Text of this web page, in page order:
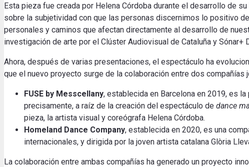
Esta pieza fue creada por Helena Córdoba durante el desarrollo de
sobre la subjetividad con que las personas discernimos lo positivo
personales y caminos que afectan directamente al desarrollo de
investigación de arte por el Clúster Audiovisual de Cataluña y Sónar+
Ahora, después de varias presentaciones, el espectáculo ha
que el nuevo proyecto surge de la colaboración entre dos compañías
FUSE by Messcellany, establecida en Barcelona en 2019, es
precisamente, a raíz de la creación del espectáculo de dance
pieza, la artista visual y coreógrafa Helena Córdoba.
Homeland Dance Company, establecida en 2020, es una
internacionales, y dirigida por la joven artista catalana Glòria
La colaboración entre ambas compañías ha generado un proyecto